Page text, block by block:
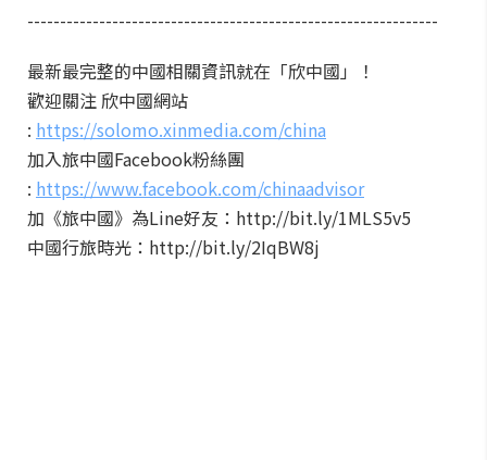
---------------------------------------------------------------
最新最完整的中國相關資訊就在「欣中國」！
歡迎關注 欣中國網站
: https://solomo.xinmedia.com/china
加入旅中國Facebook粉絲團
: https://www.facebook.com/chinaadvisor
加《旅中國》為Line好友：http://bit.ly/1MLS5v5
中國行旅時光：http://bit.ly/2IqBW8j